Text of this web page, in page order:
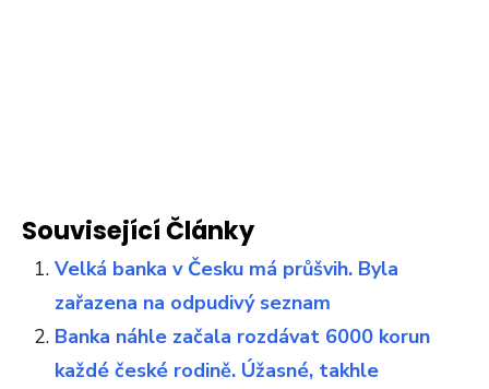
Související Články
Velká banka v Česku má průšvih. Byla
zařazena na odpudivý seznam
Banka náhle začala rozdávat 6000 korun
každé české rodině. Úžasné, takhle